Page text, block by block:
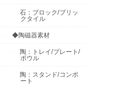
石：ブロック/ブリッ
クタイル
◆陶磁器素材
陶：トレイ/プレート/
ボウル
陶：スタンド/コンポ
ート